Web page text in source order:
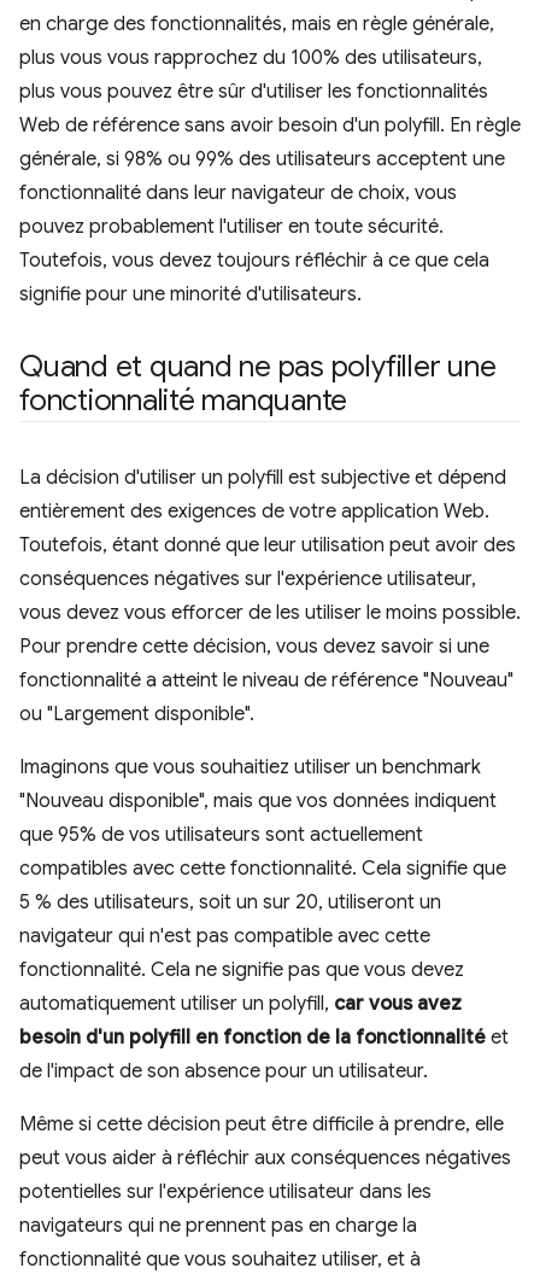
en charge des fonctionnalités, mais en règle générale,
plus vous vous rapprochez du 100% des utilisateurs,
plus vous pouvez être sûr d'utiliser les fonctionnalités
Web de référence sans avoir besoin d'un polyfill. En règle
générale, si 98% ou 99% des utilisateurs acceptent une
fonctionnalité dans leur navigateur de choix, vous
pouvez probablement l'utiliser en toute sécurité.
Toutefois, vous devez toujours réfléchir à ce que cela
signifie pour une minorité d'utilisateurs.
Quand et quand ne pas polyfiller une
fonctionnalité manquante
La décision d'utiliser un polyfill est subjective et dépend
entièrement des exigences de votre application Web.
Toutefois, étant donné que leur utilisation peut avoir des
conséquences négatives sur l'expérience utilisateur,
vous devez vous efforcer de les utiliser le moins possible.
Pour prendre cette décision, vous devez savoir si une
fonctionnalité a atteint le niveau de référence "Nouveau"
ou "Largement disponible".
Imaginons que vous souhaitiez utiliser un benchmark
"Nouveau disponible", mais que vos données indiquent
que 95% de vos utilisateurs sont actuellement
compatibles avec cette fonctionnalité. Cela signifie que
5 % des utilisateurs, soit un sur 20, utiliseront un
navigateur qui n'est pas compatible avec cette
fonctionnalité. Cela ne signifie pas que vous devez
automatiquement utiliser un polyfill, car vous avez
besoin d'un polyfill en fonction de la fonctionnalité et
de l'impact de son absence pour un utilisateur.
Même si cette décision peut être difficile à prendre, elle
peut vous aider à réfléchir aux conséquences négatives
potentielles sur l'expérience utilisateur dans les
navigateurs qui ne prennent pas en charge la
fonctionnalité que vous souhaitez utiliser, et à